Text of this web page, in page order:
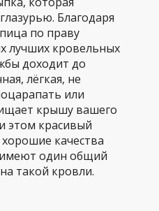
Благодаря
по праву
лучших кровельных
доходит до
лёгкая, не
или
крышу вашего
этом красивый
качества
один общий
такой кровли.